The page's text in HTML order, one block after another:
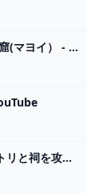
【ゼルダの伝説ティアキン】 コクッピ雪原の洞窟(マヨイ） - YouTube
【ゼルダの伝説ティアキン】中央ハイラルのサトリと祠を攻略！（オヤミオの祠、セパパの祠、ススヤイの祠、リオゴコの祠、ラウル丘陵の洞窟） Part62 - YouTube